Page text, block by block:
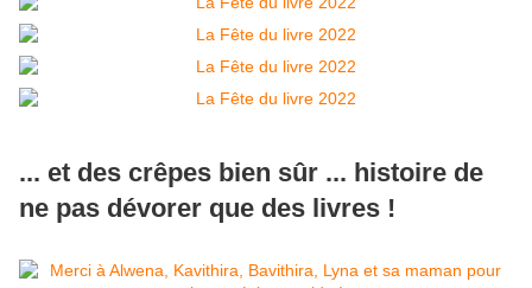
... et des crêpes bien sûr ... histoire de
ne pas dévorer que des livres !